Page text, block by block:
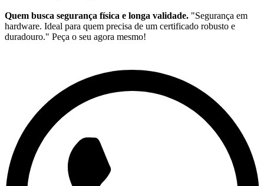
Quem busca segurança física e longa validade. "Segurança em
hardware. Ideal para quem precisa de um certificado robusto e
duradouro." Peça o seu agora mesmo!